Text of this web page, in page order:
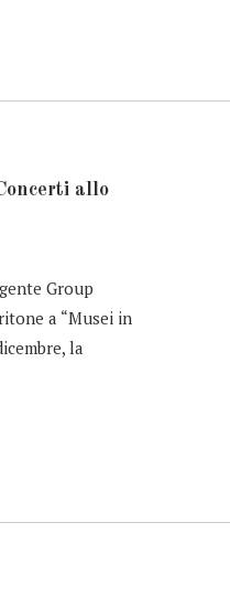
allo
Group
a “Musei in
la